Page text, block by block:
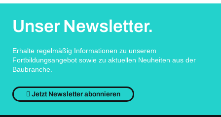
Unser Newsletter.
Erhalte regelmäßig Informationen zu unserem
Fortbildungsangebot sowie zu aktuellen Neuheiten aus der
Baubranche.
Jetzt Newsletter abonnieren